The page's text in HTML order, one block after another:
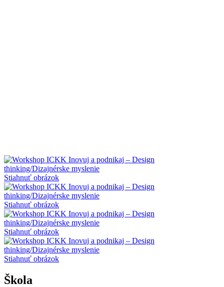
Stiahnuť obrázok
Stiahnuť obrázok
Stiahnuť obrázok
Stiahnuť obrázok
Škola